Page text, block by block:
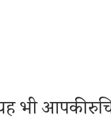
भी आपकी